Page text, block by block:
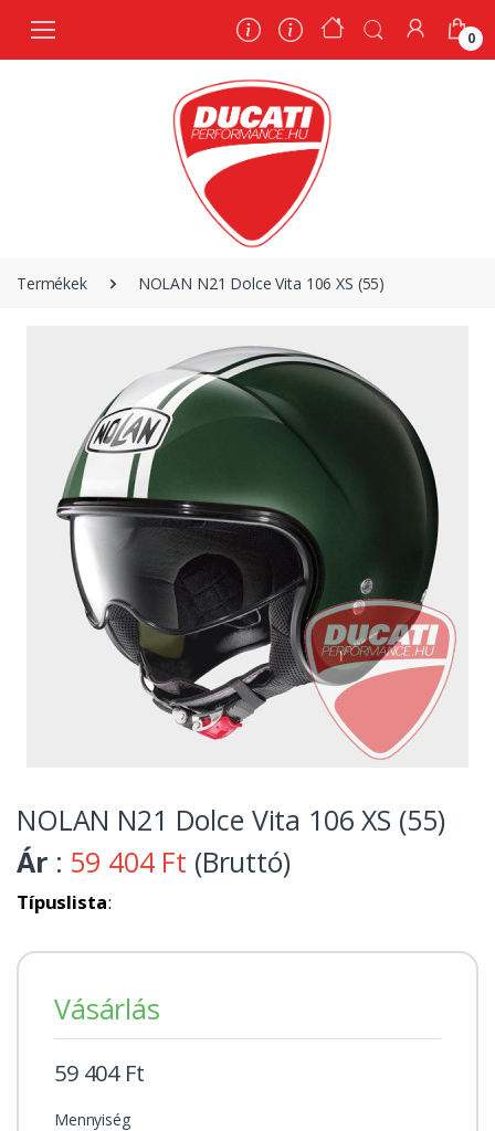
0
Termékek NOLAN N21 Dolce Vita 106 XS (55)
NOLAN N21 Dolce Vita 106 XS (55)
Ár : 59 404 Ft (Bruttó)
Típuslista:
Vásárlás
59 404 Ft
Mennyiség
0